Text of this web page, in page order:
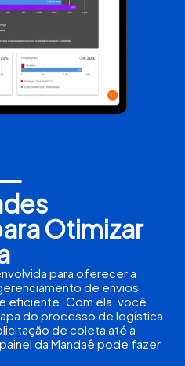
Otimizar
para oferecer a
de envios
eficiente. Com ela, você
do processo de logística
de coleta até a
da Mandaê pode fazer